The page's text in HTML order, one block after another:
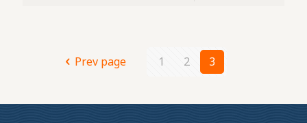
Prev page 1 2 3